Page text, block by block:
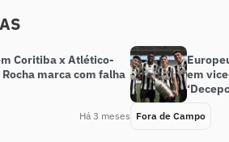
Coritiba x Atlético-
Rocha marca com falha
Há 3 meses
em
Fora de Campo